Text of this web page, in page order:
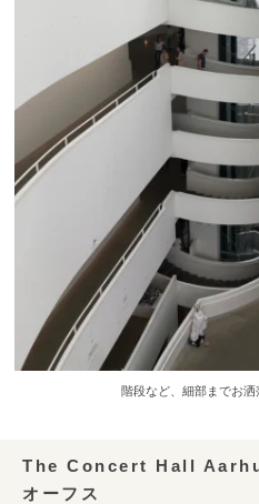
階段など、細部までお
The Concert Hall
オーフス